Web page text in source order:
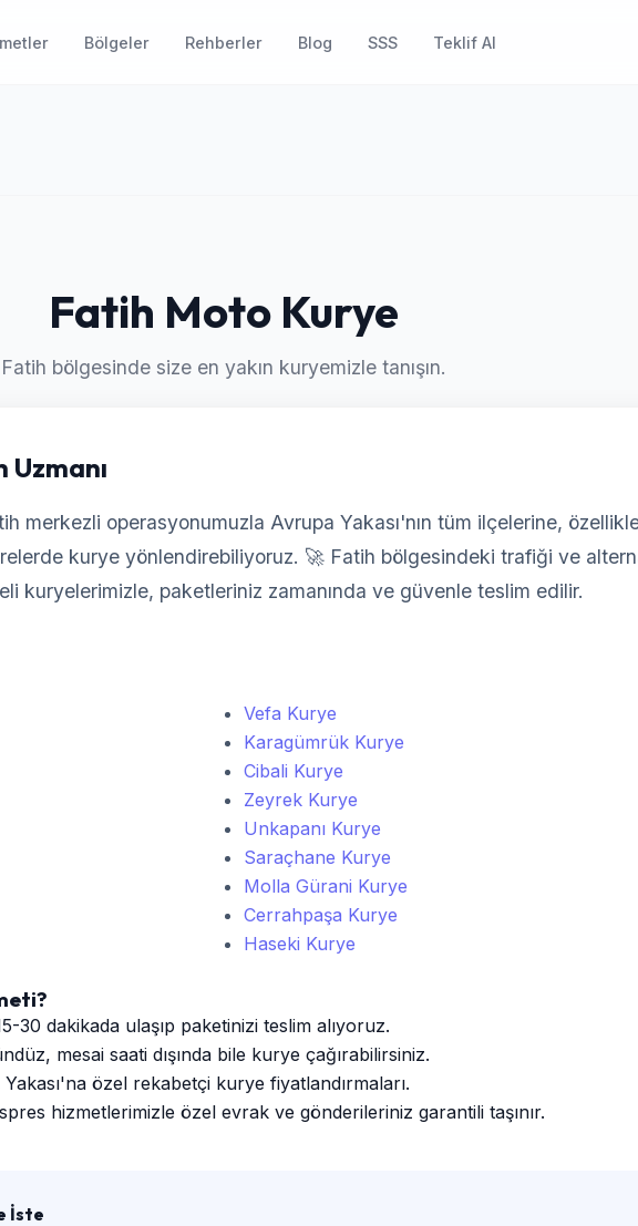
Bölgeler Rehberler Blog SSS Teklif Al
Fatih Moto Kurye
Fatih bölgesinde size en yakın kuryemizle tanışın.
Uzmanı
merkezli operasyonumuzla Avrupa Yakası'nın tüm ilçelerine,
kurye yönlendirebiliyoruz. 🚀 Fatih bölgesindeki trafiği ve
kuryelerimizle, paketleriniz zamanında ve güvenle teslim edilir.
Vefa Kurye
Karagümrük Kurye
Cibali Kurye
Zeyrek Kurye
Unkapanı Kurye
Saraçhane Kurye
Molla Gürani Kurye
Cerrahpaşa Kurye
Haseki Kurye
30 dakikada ulaşıp paketinizi teslim alıyoruz.
mesai saati dışında bile kurye çağırabilirsiniz.
özel rekabetçi kurye fiyatlandırmaları.
hizmetlerimizle özel evrak ve gönderileriniz garantili taşınır.
İste